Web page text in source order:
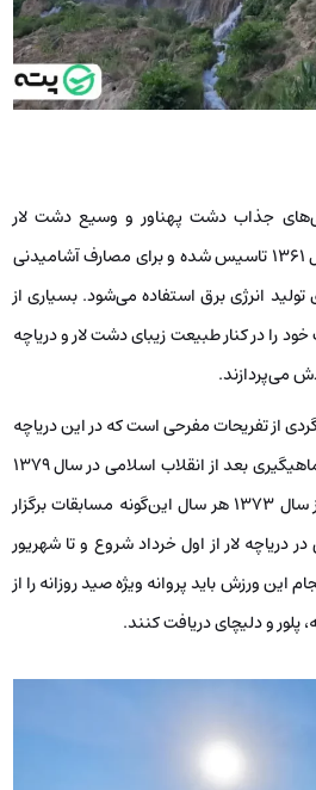
جذاب دشت پهناور و وسیع دشت لار
محسوب می‌شود. سد لار در سال 1361 تاسیس شده و برای مصارف آشامیدنی
انرژی برق استفاده می‌شود. بسیاری از
را در کنار طبیعت زیبای دشت لار و دریاچه
می‌پردازند.
از تفریحات مفرحی است که در این دریاچه
انجام می‌شود. اولین مسابقه ماهیگیری بعد از انقلاب اسلامی در سال 1379
در دریاچه سد لار برگزار شد و از سال 1373 هر سال این‌گونه مسابقات برگزار
لار از اول خرداد شروع و تا شهریور
این ورزش باید پروانه ویژه صید روزانه را از
و دلیچای دریافت کنند.